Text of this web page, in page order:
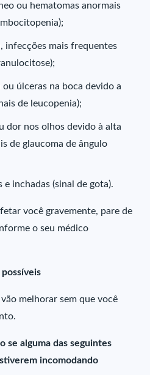
ou hematomas anormais
infecções mais frequentes
ou úlceras na boca devido a
de leucopenia);
dor nos olhos devido à alta
de glaucoma de ângulo
inchadas (sinal de gota).
você gravemente, pare de
o seu médico
melhorar sem que você
se alguma das seguintes
incomodando